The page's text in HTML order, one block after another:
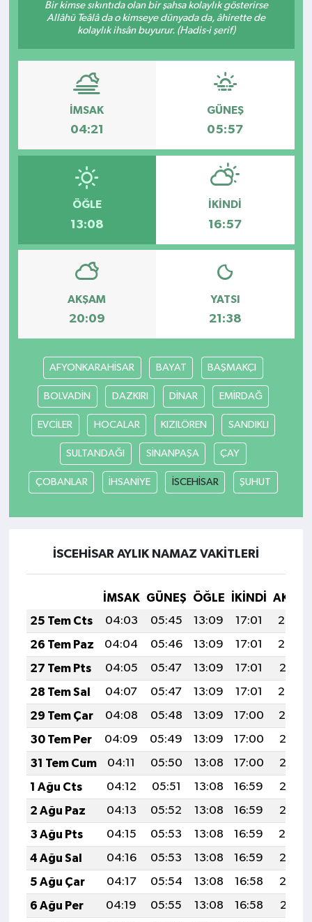
Bir kimse sıkıntıda olan bir şahsa kolaylık gösterirse
Allâhü Teâlâ da o kimseye dünyada da, âhirette de
kolaylık ihsân buyurur. (Hadis-i şerif)
İMSAK
04:21
GÜNEŞ
05:57
ÖĞLE
13:08
İKINDI
16:57
AKŞAM
20:09
YATSI
21:38
AFYONKARAHİSAR BAYAT BAŞMAKÇI
BOLVADİN DAZKIRI DİNAR EMİRDAĞ
EVCİLER HOCALAR KIZILÖREN SANDIKLI
SULTANDAĞI SİNANPAŞA ÇAY
ÇOBANLAR İHSANİYE İSCEHİSAR ŞUHUT
İSCEHİSAR AYLIK NAMAZ VAKITLERI
İMSAK GÜNEŞ ÖĞLE İKINDI
25 Tem Cts
04:03 05:45 13:09 17:01
20:22
26 Tem Paz
04:04 05:46 13:09 17:01
20:22
27 Tem Pts
04:05 05:47 13:09 17:01
20:21
28 Tem Sal
04:07 05:47 13:09 17:01
20:20
29 Tem Çar
04:08 05:48 13:09 17:00
20:19
30 Tem Per
04:09 05:49 13:09 17:00
20:18
31 Tem Cum
04:11 05:50 13:08 17:00
20:17
1 Ağu Cts
04:12 05:51 13:08 16:59
20:16
2 Ağu Paz
04:13 05:52 13:08 16:59
20:15
3 Ağu Pts
04:15 05:53 13:08 16:59
20:14
4 Ağu Sal
04:16 05:53 13:08 16:59
20:13
5 Ağu Çar
04:17 05:54 13:08 16:58
20:12
6 Ağu Per
04:19 05:55 13:08 16:58
20:11
Kültür - Sanat
Yaşam